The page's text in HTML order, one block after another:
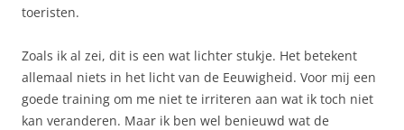
toeristen.
Zoals ik al zei, dit is een wat lichter stukje. Het betekent
allemaal niets in het licht van de Eeuwigheid. Voor mij een
goede training om me niet te irriteren aan wat ik toch niet
kan veranderen. Maar ik ben wel benieuwd wat de